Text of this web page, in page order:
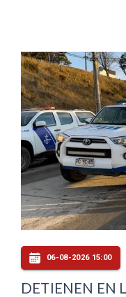
06-08-2026 15:00
DETIENEN EN